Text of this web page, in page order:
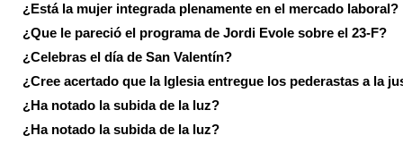
¿Está la mujer integrada plenamente en el mercado laboral?
¿Que le pareció el programa de Jordi Evole sobre el 23-F?
¿Celebras el día de San Valentín?
¿Cree acertado que la Iglesia entregue los pederastas a la
¿Ha notado la subida de la luz?
¿Ha notado la subida de la luz?